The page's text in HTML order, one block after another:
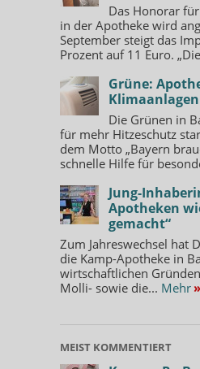
Das Honorar
in der Apotheke wird
September steigt das
Prozent auf 11 Euro.
Grüne:
Die Grünen in
für mehr Hitzeschutz
dem Motto „Bayern
schnelle Hilfe für
Jung-
Apotheken
gemacht“
Zum Jahreswechsel hat
die Kamp-Apotheke in
wirtschaftlichen
Molli- sowie die... Mehr »
MEIST KOMMENTIERT